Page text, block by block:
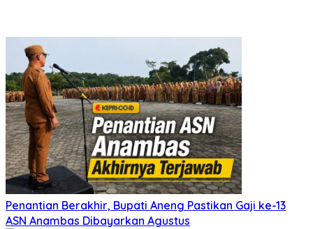
Penantian Berakhir, Bupati Aneng Pastikan Gaji ke-13
ASN Anambas Dibayarkan Agustus